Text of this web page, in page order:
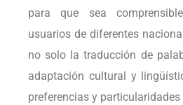
para que sea
usuarios de diferentes
no solo la traducción de
adaptación cultural y
preferencias y